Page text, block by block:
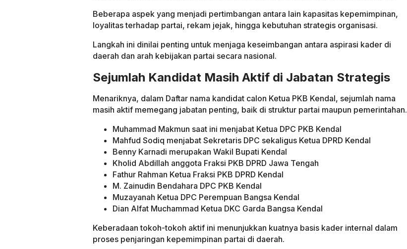
Beberapa aspek yang menjadi pertimbangan antara lain kapasitas kepemimpinan,
loyalitas terhadap partai, rekam jejak, hingga kebutuhan strategis organisasi.
Langkah ini dinilai penting untuk menjaga keseimbangan antara aspirasi kader di
daerah dan arah kebijakan partai secara nasional.
Sejumlah Kandidat Masih Aktif di Jabatan Strategis
Menariknya, dalam Daftar nama kandidat calon Ketua PKB Kendal, sejumlah nama
masih aktif memegang jabatan penting, baik di struktur partai maupun pemerintahan.
Muhammad Makmun saat ini menjabat Ketua DPC PKB Kendal
Mahfud Sodiq menjabat Sekretaris DPC sekaligus Ketua DPRD Kendal
Benny Karnadi merupakan Wakil Bupati Kendal
Kholid Abdillah anggota Fraksi PKB DPRD Jawa Tengah
Fathur Rahman Ketua Fraksi PKB DPRD Kendal
M. Zainudin Bendahara DPC PKB Kendal
Muzayanah Ketua DPC Perempuan Bangsa Kendal
Dian Alfat Muchammad Ketua DKC Garda Bangsa Kendal
Keberadaan tokoh-tokoh aktif ini menunjukkan kuatnya basis kader internal dalam
proses penjaringan kepemimpinan partai di daerah.